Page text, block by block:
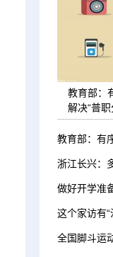
教育部：
解决“普
浙江长兴：
做好开学准
这个家访有“
全国脚斗运